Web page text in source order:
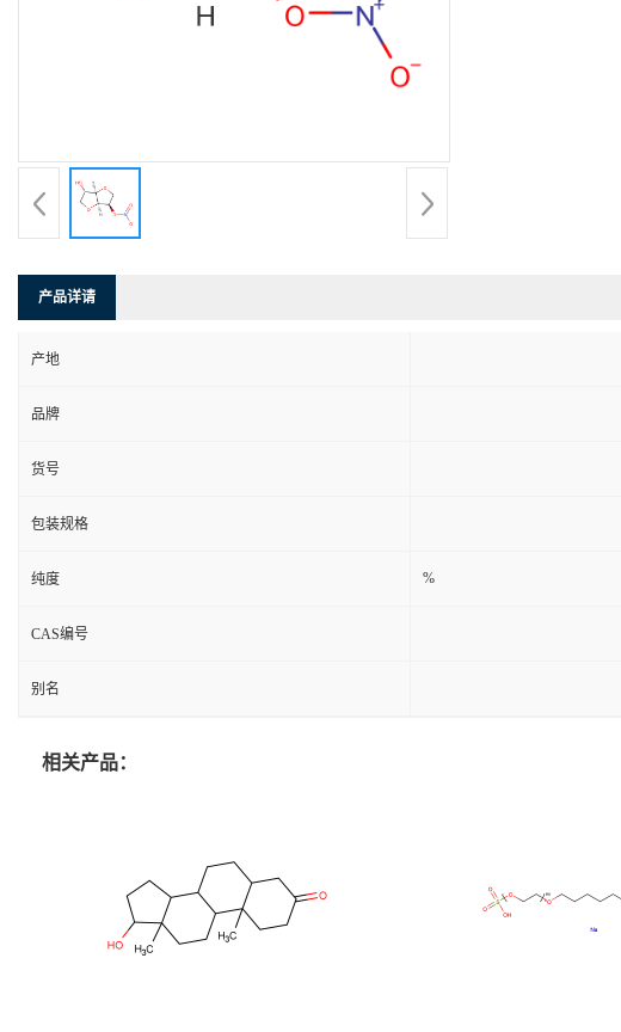
产品详请
产地
品牌
货号
包装规格
纯度 %
CAS编号
别名
相关产品：